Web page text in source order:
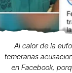
Al calor de la
temerarias
en Facebook,